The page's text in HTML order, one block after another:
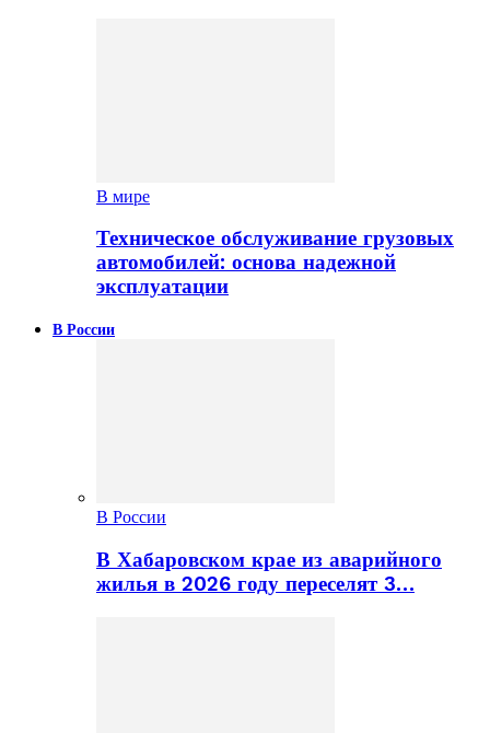
В мире
Техническое обслуживание грузовых
автомобилей: основа надежной
эксплуатации
В России
В России
В Хабаровском крае из аварийного
жилья в 2026 году переселят 3…